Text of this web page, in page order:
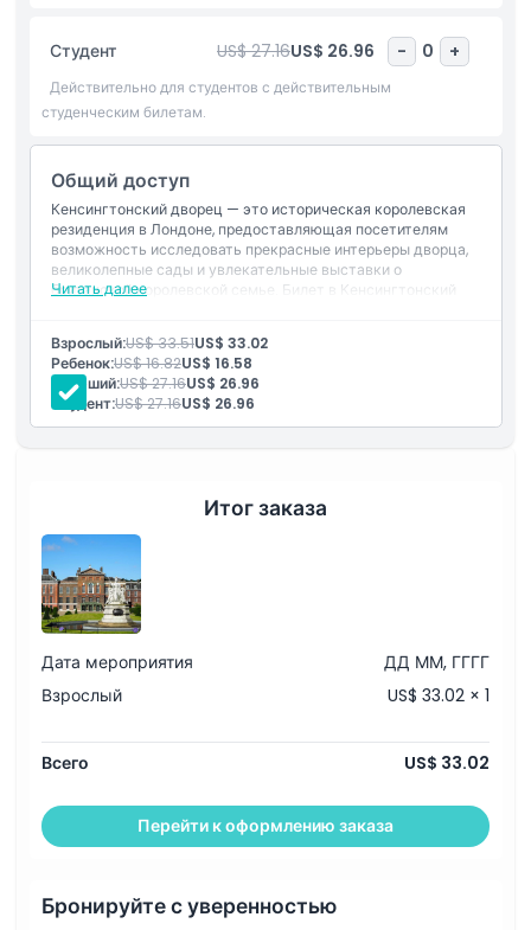
историческое здание. Это путешествие в мир британской
монархии и возможность насладиться одной из самых
знаковых достопримечательностей Лондона.
Включено
Политика в отношении детей и взрослых
Исключения
Часы работы
Вещи, которые нужно знать
Местоположение
Как добраться туда
Как воспользоваться
Политика отмены
Студент US$ 27.16US$ 26.96 - 0 +
Действительно для студентов с действительным
студенческим билетам.
Общий доступ
Кенсингтонский дворец — это историческая королевская
резиденция в Лондоне, предоставляющая посетителям
возможность исследовать прекрасные интерьеры дворца,
великолепные сады и увлекательные выставки о
британской королевской семье. Билет в Кенсингтонский
королева Виктория. Благодаря своей богатой истории и
живописным окрестностям, это одна из обязательных к
посещению достопримечательностей в Лондоне.
Читать далее
Взрослый:US$ 33.51US$ 33.02
Ребенок:US$ 16.82US$ 16.58
Старший:US$ 27.16US$ 26.96
Студент:US$ 27.16US$ 26.96
Итог заказа
Дата мероприятия
ДД ММ, ГГГГ
Взрослый
US$ 33.02 × 1
Всего US$ 33.02
Перейти к оформлению заказа
Бронируйте с уверенностью